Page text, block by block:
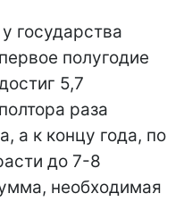
государства
полугодие
5,7
раза
а к концу года, по
до 7-8
необходимая